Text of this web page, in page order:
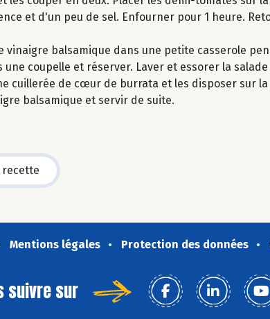
et d'un peu de sel. Enfourner pour 1 heure.
balsamique dans une petite casserole
coupelle et réserver. Laver et essorer la
cuillerée de cœur de burrata et les disposer sur
balsamique et servir de suite.
Mentions légales Protection des données
suivre sur